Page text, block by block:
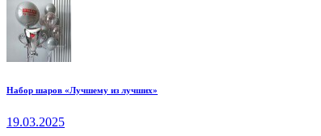
Набор шаров «Лучшему из лучших»
19.03.2025